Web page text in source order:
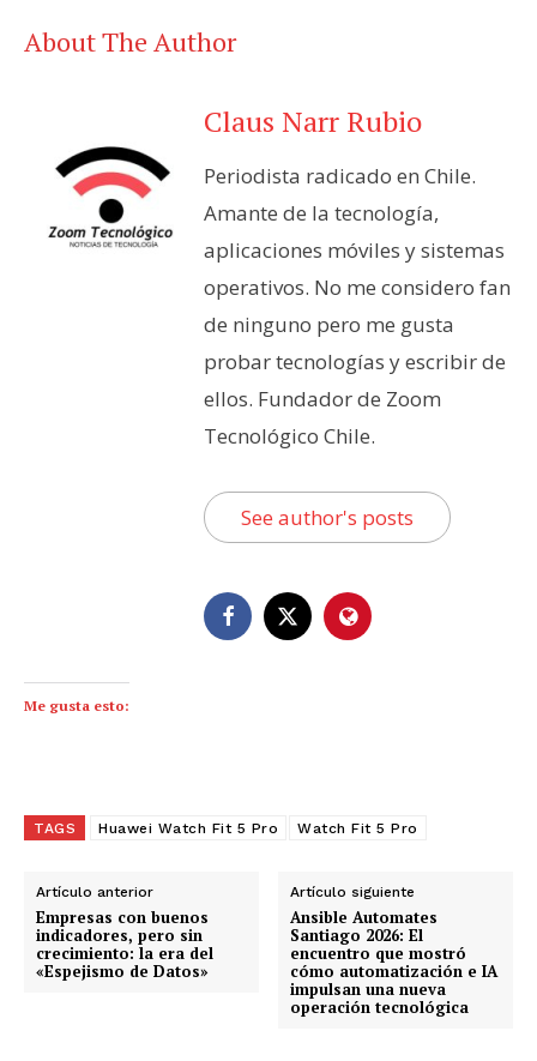
About The Author
Claus Narr Rubio
Periodista radicado en Chile.
Amante de la tecnología,
aplicaciones móviles y sistemas
operativos. No me considero fan
de ninguno pero me gusta
probar tecnologías y escribir de
ellos. Fundador de Zoom
Tecnológico Chile.
See author's posts
Me gusta esto:
TAGS Huawei Watch Fit 5 Pro Watch Fit 5 Pro
Artículo anterior
Empresas con buenos
indicadores, pero sin
crecimiento: la era del
«Espejismo de Datos»
Artículo siguiente
Ansible Automates
Santiago 2026: El
encuentro que mostró
cómo automatización e IA
impulsan una nueva
operación tecnológica